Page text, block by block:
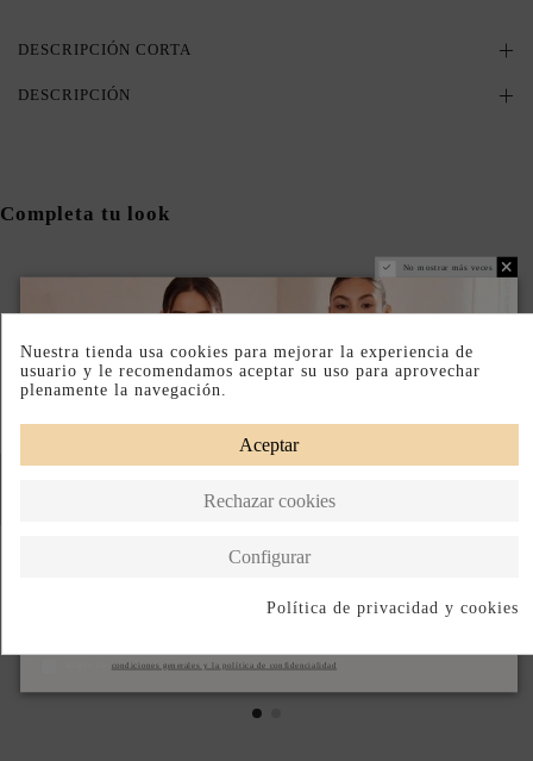
DESCRIPCIÓN CORTA
DESCRIPCIÓN
Completa tu look
68,00 €
BRAZALETE ANCHO
148,00 €
No mostrar más veces
condiciones generales y la política de confidencialidad
Nuestra tienda usa cookies para mejorar la experiencia de
usuario y le recomendamos aceptar su uso para aprovechar
plenamente la navegación.
Aceptar
Rechazar cookies
Configurar
Política de privacidad y cookies